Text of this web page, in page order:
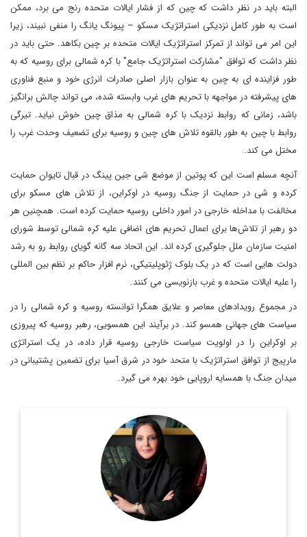
البته باید در نظر داشت که چین که از فشار ایالات متحده رنج می برد، ممکن
است به طور کامل نزدیکی استراتژیک مسکو – پیونگ یانگ را منفی نبیند، زیرا
این امر می تواند از تمرکز استراتژیک ایالات متحده بر چین بکاهد. حتی باید در
نظر داشت که توافق "مشارکت استراتژیک جامع" با کره شمالی برای روسیه که به
طور فزاینده ای به چین به عنوان بازار اصلی صادرات انرژی خود و منبع فناوری
های پیشرفته در مواجهه با تحریم های غرب وابسته شده، می تواند چالش برانگیز
باشد، زمانی که روابط نزدیک با کره شمالی به مذاق چین خوش نیاید. تیرگی
روابط با چین به طور بالقوه تلاش های چین و روسیه برای تضعیف وحدت غرب را
مختل می کند.
آنچه مسلم است این که پوتین از موضع شی جین پینگ در قبال تایوان حمایت
کرده و شی در حمایت از جنگ روسیه در اوکراین، از تلاش های مسکو برای
مخالفت با مداخله خارجی در امور داخلی روسیه حمایت کرده است. همچنین هر
دو رهبر از تلاش‌ها برای اعمال تحریم‌ های اضافی علیه کره شمالی توسط شورای
امنیت سازمان ملل جلوگیری کرده‌ اند. این اتحاد سه گانه گویای روابط رو به رشد
دولت هایی است که در یک بلوک‌ ژئوپلیتیکی، نرم افزار حاکم بر نظم بین المللی
را علیه ایالات متحده و غرب بازنویسی می کنند.
در مجموع رویدادهای معاصر و علایق همگرا توانسته روسیه و کره شمالی را در
سیاست های جهانی همسو کند. در برآیند این همسویی، رهبر روسیه که پیروزی
بر اوکراین را در اولویت سیاست خارجی روسیه قرار داده، در یک استراتژی
مارپیج از توافق استراتژیک با متحد خود در شرق آسیا برای تضمین پشتیبانی در
میدان جنگ با همسایه اروپایی خود بهره می گیرد.
دکترای جغرافیای سیاسی
اطلاعات بیشتر